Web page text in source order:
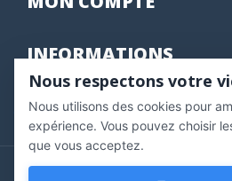
INFORMATIONS
Marchand approuvé par la Société
pour vérifier .
Copyright © 2020
Nous respectons votre
Nous utilisons des cookies pour
expérience. Vous pouvez choisir
que vous acceptez.